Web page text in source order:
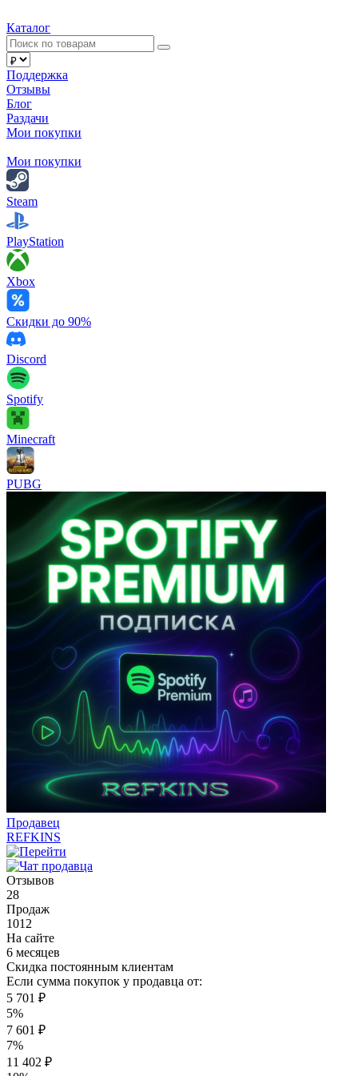
Каталог
Поддержка
Отзывы
Блог
Раздачи
Мои покупки
Мои покупки
Steam
PlayStation
Xbox
Скидки до 90%
Discord
Spotify
Minecraft
PUBG
Продавец
REFKINS
Отзывов
28
Продаж
1012
На сайте
6 месяцев
Скидка постоянным клиентам
Если сумма покупок у продавца от:
5 701 ₽
5%
7 601 ₽
7%
11 402 ₽